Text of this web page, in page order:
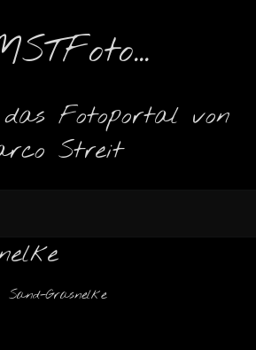
das Fotoportal von
Streit
Sand-Grasnelke